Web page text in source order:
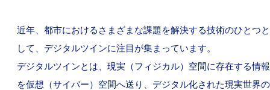
近年、都市におけるさまざまな課題を解決する技術のひとつと
して、デジタルツインに注目が集まっています。
デジタルツインとは、現実（フィジカル）空間に存在する情報
を仮想（サイバー）空間へ送り、デジタル化された現実世界の